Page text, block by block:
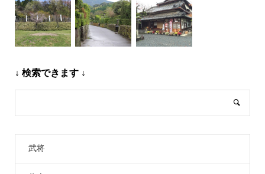
↓ 検索できます ↓
武将